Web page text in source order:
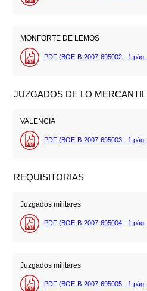
MONFORTE DE LEMOS
PDF (BOE-B-2007-695002 - 1 pág.
JUZGADOS DE LO MERCANTIL
VALENCIA
PDF (BOE-B-2007-695003 - 1 pág.
REQUISITORIAS
Juzgados militares
PDF (BOE-B-2007-695004 - 1 pág.
Juzgados militares
PDF (BOE-B-2007-695005 - 1 pág.